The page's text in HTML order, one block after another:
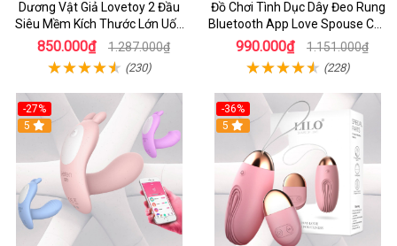
Dương Vật Giả Lovetoy 2 Đầu
Siêu Mềm Kích Thước Lớn Uốn
Cong
850.000₫ 1.287.000₫
(230)
Đồ Chơi Tình Dục Dây Đeo Rung
Bluetooth App Love Spouse Cho
Les
990.000₫ 1.151.000₫
(228)
-27%
5
-36%
5